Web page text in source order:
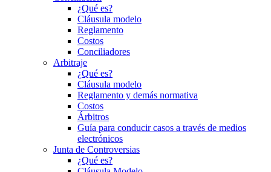
¿Qué es?
Cláusula modelo
Reglamento
Costos
Conciliadores
Arbitraje
¿Qué es?
Cláusula modelo
Reglamento y demás normativa
Costos
Árbitros
Guía para conducir casos a través de medios
electrónicos
Junta de Controversias
¿Qué es?